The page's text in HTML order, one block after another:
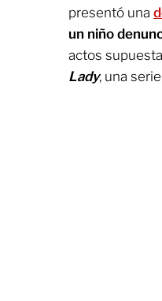
presentó una
un niño
actos
Lady, una